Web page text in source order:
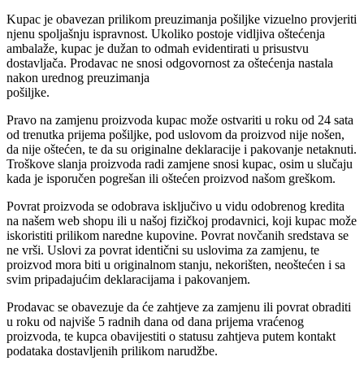
Kupac je obavezan prilikom preuzimanja pošiljke vizuelno provjeriti
njenu spoljašnju ispravnost. Ukoliko postoje vidljiva oštećenja
ambalaže, kupac je dužan to odmah evidentirati u prisustvu
dostavljača. Prodavac ne snosi odgovornost za oštećenja nastala
nakon urednog preuzimanja
pošiljke.
Pravo na zamjenu proizvoda kupac može ostvariti u roku od 24 sata
od trenutka prijema pošiljke, pod uslovom da proizvod nije nošen,
da nije oštećen, te da su originalne deklaracije i pakovanje netaknuti.
Troškove slanja proizvoda radi zamjene snosi kupac, osim u slučaju
kada je isporučen pogrešan ili oštećen proizvod našom greškom.
Povrat proizvoda se odobrava isključivo u vidu odobrenog kredita
na našem web shopu ili u našoj fizičkoj prodavnici, koji kupac može
iskoristiti prilikom naredne kupovine. Povrat novčanih sredstava se
ne vrši. Uslovi za povrat identični su uslovima za zamjenu, te
proizvod mora biti u originalnom stanju, nekorišten, neoštećen i sa
svim pripadajućim deklaracijama i pakovanjem.
Prodavac se obavezuje da će zahtjeve za zamjenu ili povrat obraditi
u roku od najviše 5 radnih dana od dana prijema vraćenog
proizvoda, te kupca obavijestiti o statusu zahtjeva putem kontakt
podataka dostavljenih prilikom narudžbe.